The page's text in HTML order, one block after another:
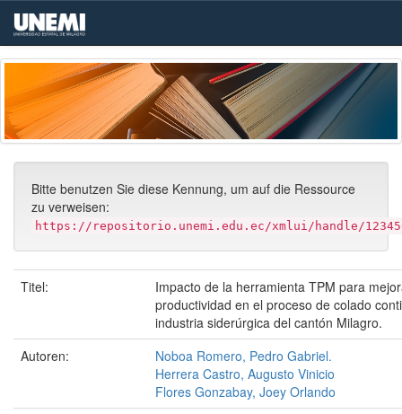
Skip
navigation
Bitte benutzen Sie diese Kennung, um auf die Ressource
zu verweisen:
https://repositorio.unemi.edu.ec/xmlui/handle/
Titel:
Impacto de la herramienta TPM para
productividad en el proceso de colado
industria siderúrgica del cantón Milagro.
Autoren:
Noboa Romero, Pedro Gabriel.
Herrera Castro, Augusto Vinicio
Flores Gonzabay, Joey Orlando